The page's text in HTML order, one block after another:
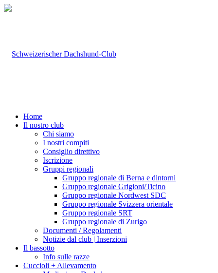
Home
Il nostro club
Chi siamo
I nostri compiti
Consiglio direttivo
Iscrizione
Gruppi regionali
Gruppo regionale di Berna e dintorni
Gruppo regionale Grigioni/Ticino
Gruppo regionale Nordwest SDC
Gruppo regionale Svizzera orientale
Gruppo regionale SRT
Gruppo regionale di Zurigo
Documenti / Regolamenti
Notizie dal club | Inserzioni
Il bassotto
Info sulle razze
Cuccioli + Allevamento